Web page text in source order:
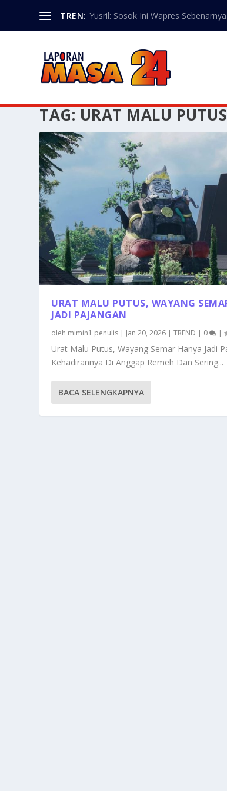
TREN: Yusril: Sosok Ini Wapres
TAG: URAT MALU PUTUS
URAT MALU PUTUS, WAYANG
JADI PAJANGAN
oleh mimin1 penulis | Jan 20, 2026 |TREND | 0 |
Urat Malu Putus, Wayang Semar Hanya Jadi
Kehadirannya Di Anggap Remeh Dan Sering...
BACA SELENGKAPNYA